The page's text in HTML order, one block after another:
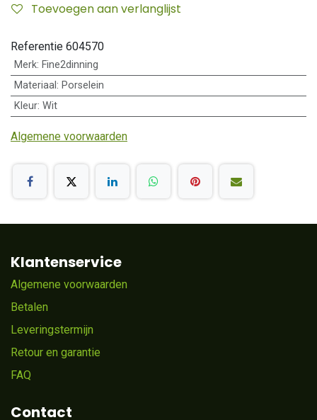
Toevoegen aan verlanglijst
Referentie 604570
Merk: Fine2dinning
Materiaal : Porselein
Kleur: Wit
Algemene voorwaarden
Klantenservice
Algemene voorwaarden
Betalen
Leveringstermijn
Retour en garantie
FAQ
Contact